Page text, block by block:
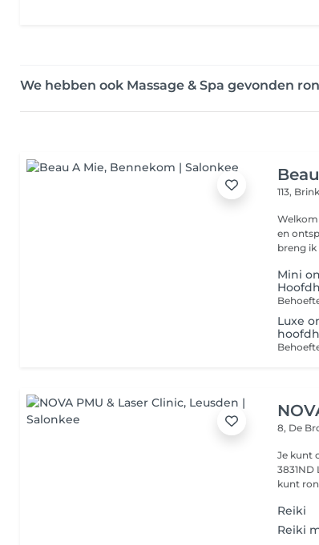
We hebben ook Massage & Spa gevonden
113,
en ontspanning
breng ik
Mini
Luxe
8, De
Je kunt
3831ND Leusden
kunt
Reiki
Reiki